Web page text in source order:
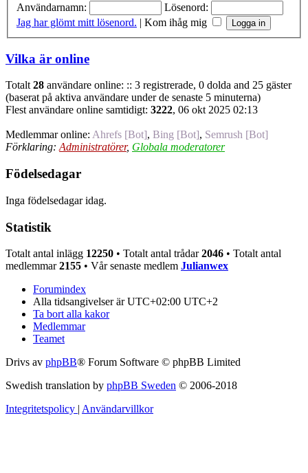
Användarnamn:
Lösenord:
Jag har glömt mitt lösenord. | Kom ihåg mig
Vilka är online
Totalt 28 användare online: :: 3 registrerade, 0 dolda and 25 gäster
(baserat på aktiva användare under de senaste 5 minuterna)
Flest användare online samtidigt: 3222, 06 okt 2025 02:13
Medlemmar online: Ahrefs [Bot], Bing [Bot], Semrush [Bot]
Förklaring: Administratörer, Globala moderatorer
Födelsedagar
Inga födelsedagar idag.
Statistik
Totalt antal inlägg 12250 • Totalt antal trådar2046 • Totalt antal
medlemmar2155 • Vår senaste medlem Julianwex
Forumindex
Alla tidsangivelser är UTC+02:00 UTC+2
Ta bort alla kakor
Medlemmar
Teamet
Drivs av phpBB® Forum Software © phpBB Limited
Swedish translation by phpBB Sweden © 2006-2018
Integritetspolicy | Användarvillkor